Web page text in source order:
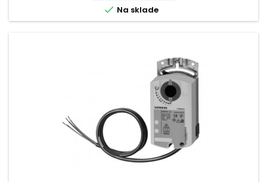
 Na sklade